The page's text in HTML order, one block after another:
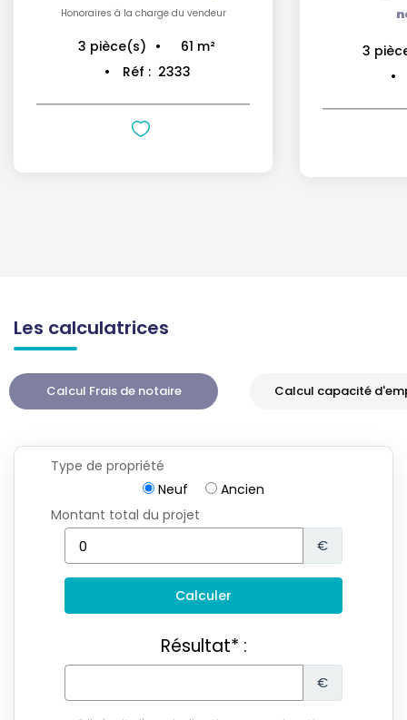
Honoraires à la charge du vendeur
3 pièce(s) 61 m²
Réf : 2333
3
Les calculatrices
Calcul Frais de notaire Calcul capacité